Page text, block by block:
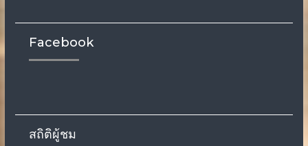
Facebook
สถิติผู้ชม